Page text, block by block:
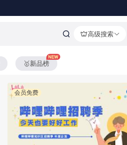
高级搜索
🥇新品榜
会员免费